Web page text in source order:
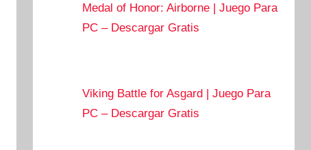
Medal of Honor: Airborne | Juego Para
PC – Descargar Gratis
Viking Battle for Asgard | Juego Para
PC – Descargar Gratis